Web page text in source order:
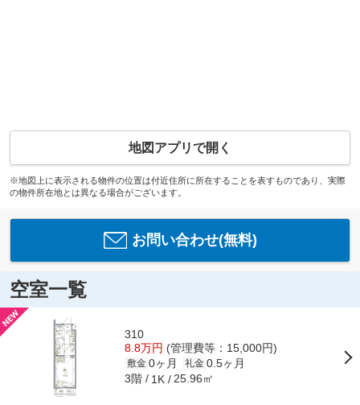
地図アプリで開く
※地図上に表示される物件の位置は付近住所に所在することを表すものであり、実際
の物件所在地とは異なる場合がございます。
お問い合わせ(無料)
空室一覧
310
8.8万円 (管理費等：15,000円)
敷金 0ヶ月 礼金 0.5ヶ月
3階 1K 25.96㎡